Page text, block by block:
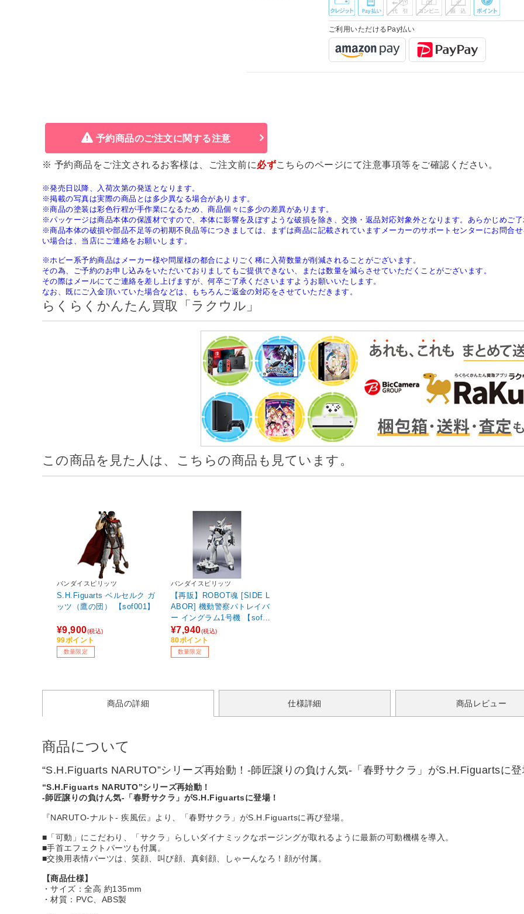
ご利用いただけるPay払い
予約商品のご注文に関する注意
※ 予約商品をご注文されるお客様は、ご注文前に必ずこちらのページにて注意事項等をご確認ください。
※発売日以降、入荷次第の発送となります。
※掲載の写真は実際の商品とは多少異なる場合があります。
※商品の塗装は彩色行程が手作業になるため、商品個々に多少の差異があります。
※パッケージは商品本体の保護材ですので、本体に影響を及ぼすような破損を除き、交換・返品対応対象外となります。あらかじめご
※商品本体の破損や部品不足等の初期不良品等につきましては、まずは商品に記載されていますメーカーのサポートセンターにお問合
い場合は、当店にご連絡をお願いします。
※ホビー系予約商品はメーカー様や問屋様の都合によりごく稀に入荷数量が削減されることがございます。
その為、ご予約のお申し込みをいただいておりましてもご提供できない、または数量を減らさせていただくことがございます。
その際はメールにてご連絡を差し上げますが、何卒ご了承くださいますようお願いいたします。
なお、既にご入金頂いていた場合などは、もちろんご返金の対応をさせていただきます。
らくらくかんたん買取「ラクウル」
この商品を見た人は、こちらの商品も見ています。
バンダイスピリッツ
S.H.Figuarts ベルセルク ガ
ッツ（鷹の団） 【sof001】
¥9,900(税込)
99ポイント
数量限定
バンダイスピリッツ
【再販】ROBOT魂 [SIDE L
ABOR] 機動警察パトレイバ
ー イングラム1号機 【sof00
1】
¥7,940(税込)
80ポイント
数量限定
商品の詳細 仕様詳細 商品レビュー
商品について
“S.H.Figuarts NARUTO”シリーズ再始動！-師匠譲りの負けん気-「春野サクラ」がS.H.Figuartsに
“S.H.Figuarts NARUTO”シリーズ再始動！
-師匠譲りの負けん気-「春野サクラ」がS.H.Figuartsに登場！
『NARUTO-ナルト- 疾風伝』より、「春野サクラ」がS.H.Figuartsに再び登場。
■「可動」にこだわり、「サクラ」らしいダイナミックなポージングが取れるように最新の可動機構を導入。
■手首エフェクトパーツも付属。
■交換用表情パーツは、笑顔、叫び顔、真剣顔、しゃーんなろ！顔が付属。
【商品仕様】
・サイズ：全高 約135mm
・材質：PVC、ABS製